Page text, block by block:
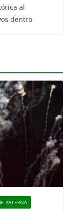
al
dentro
PATERNA